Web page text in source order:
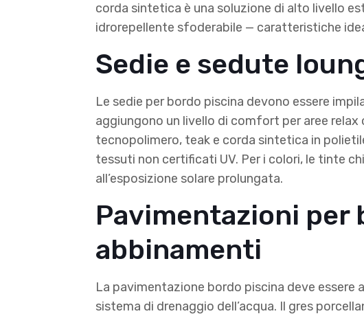
corda sintetica è una soluzione di alto livello
idrorepellente sfoderabile — caratteristiche
Sedie e sedute
Le sedie per bordo piscina devono essere
aggiungono un livello di comfort per aree
tecnopolimero, teak e corda sintetica in
tessuti non certificati UV. Per i colori, le tinte
all’esposizione solare prolungata.
Pavimentazioni per
abbinamenti
La pavimentazione bordo piscina deve
sistema di drenaggio dell’acqua. Il gres